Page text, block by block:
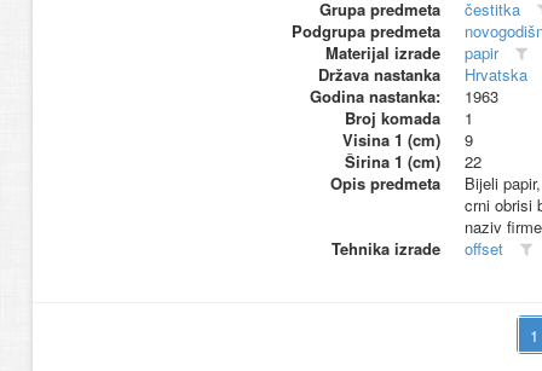
Grupa predmeta
čestitka
Podgrupa predmeta
Materijal izrade
papir
Država nastanka
Hrvatska
Godina nastanka:
1963
Broj komada
1
Visina 1 (cm)
9
Širina 1 (cm)
22
Opis predmeta
Bijeli
crni obrisi
naziv
Tehnika izrade
offset